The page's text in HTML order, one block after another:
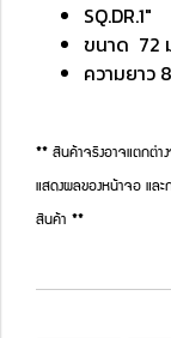
SQ.DR.1"
ขนาด 72
ความยาว
** สินค้าจริงอาจแตกต่า
แสดงผลของหน้าจอ แล
สินค้า **